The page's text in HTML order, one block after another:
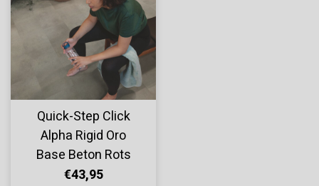
Quick-Step Click
Alpha Rigid Oro
Base Beton Rots
AVSTT40234
€43,95